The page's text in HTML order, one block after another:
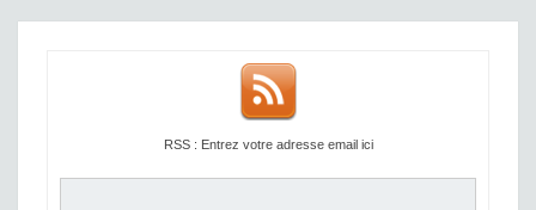
RSS : Entrez votre adresse email ici